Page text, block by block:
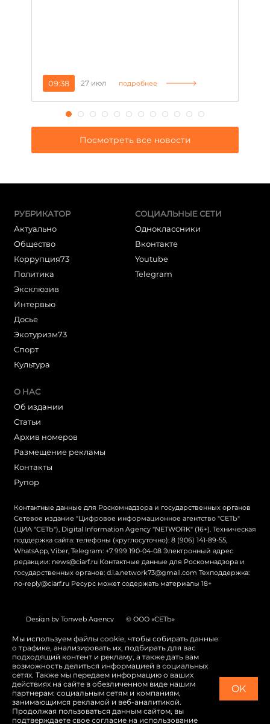
09:38 27 июл подробнее
Посмотреть все новости
РУБРИКАТОР
Актуально
Общество
Коррупция73
Политика
Эксклюзив
Интервью
Досье
Экотуризм73
Cпорт
Культура
СОЦИАЛЬНЫЕ СЕТИ
Одноклассники
Вконтакте
Youtube
Telegram
О НАС
Об издании
Статьи
Архив номеров
Размещение рекламы
Контакты
Рупор
Контактные данные для Роскомнадзора и государственных органов
Сетевое издание "Цифровое информационное агентство "СЕТЬ"
(ЦИА "СЕТЬ"), Digital Information Agency "NETWORK" (16+). Техническая
поддержка сайта: телефоны (круглосуточно): 8 (906) 141-89-55,
WhatsApp, Viber, Telegram: +7 999 190-04-08 Электронный адрес
редакции: news@ciarf.ru Контактные данные для Роскомнадзора и
государственных органов: d.i.a.network73@gmail.com Техподдержка:
no-reply@ciarf.ru Ресурс может содержать материалы 18+
Design by Tonweb Agency © ООО «СЕТЬ»
Политика конфиденциальности Карта сайта
Switch to English
Мы используем файлы cookie, чтобы собирать данные
о трафике, анализировать их, подбирать для вас
подходящий контент и рекламу, а также дать вам
возможность делиться информацией в социальных
сетях. Также мы передаем информацию о ваших
действиях на сайте в обезличенном виде нашим
партнерам: социальным сетям и компаниям,
занимающимся рекламой и веб-аналитикой.
Продолжая пользоваться данным сайтом, вы
подтверждаете свое согласие на использование
OK